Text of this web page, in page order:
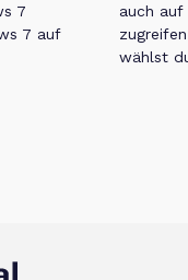
7
7 auf
auch auf
wählst